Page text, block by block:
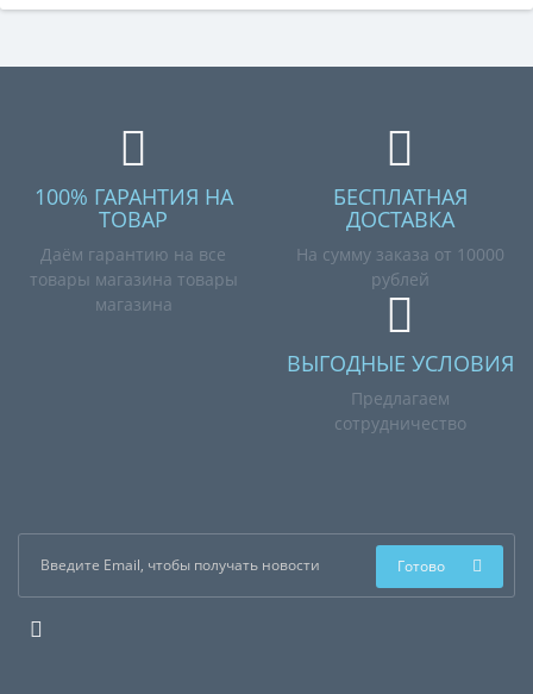
100% ГАРАНТИЯ НА
ТОВАР
Даём гарантию на все
товары магазина товары
магазина
БЕСПЛАТНАЯ
ДОСТАВКА
На сумму заказа от 10000
рублей
ВЫГОДНЫЕ УСЛОВИЯ
Предлагаем
сотрудничество
Готово